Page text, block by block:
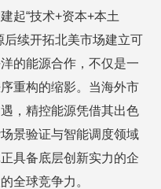
起“技术+资本+本土
后续开拓北美市场建立可
的能源合作，不仅是一
重构的缩影。当海外市
，精控能源凭借其出色
景验证与智能调度领域
具备底层创新实力的企
全球竞争力。